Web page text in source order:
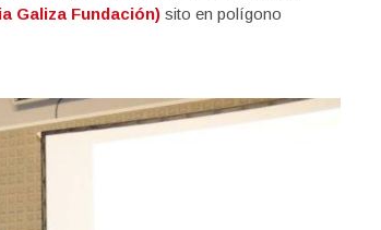
Galiza Fundación) sito en polígono